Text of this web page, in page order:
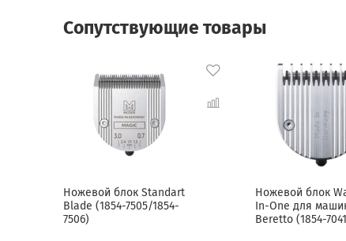
Сопутствующие товары
Ножевой блок Standart
Blade (1854-7505/1854-
7506)
Ножевой блок
In-One для
Beretto (1854-